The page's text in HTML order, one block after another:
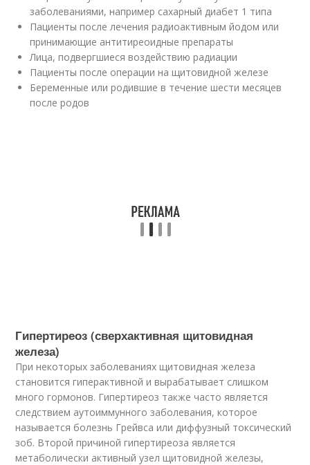
заболеваниями, например сахарный диабет 1 типа
Пациенты после лечения радиоактивным йодом или
принимающие антитиреоидные препараты
Лица, подвергшиеся воздействию радиации
Пациенты после операции на щитовидной железе
Беременные или родившие в течение шести месяцев
после родов
Гипертиреоз (сверхактивная щитовидная
железа)
При некоторых заболеваниях щитовидная железа
становится гиперактивной и вырабатывает слишком
много гормонов. Гипертиреоз также часто является
следствием аутоиммунного заболевания, которое
называется болезнь Грейвса или диффузный токсический
зоб. Второй причиной гипертиреоза является
метаболически активный узел щитовидной железы,